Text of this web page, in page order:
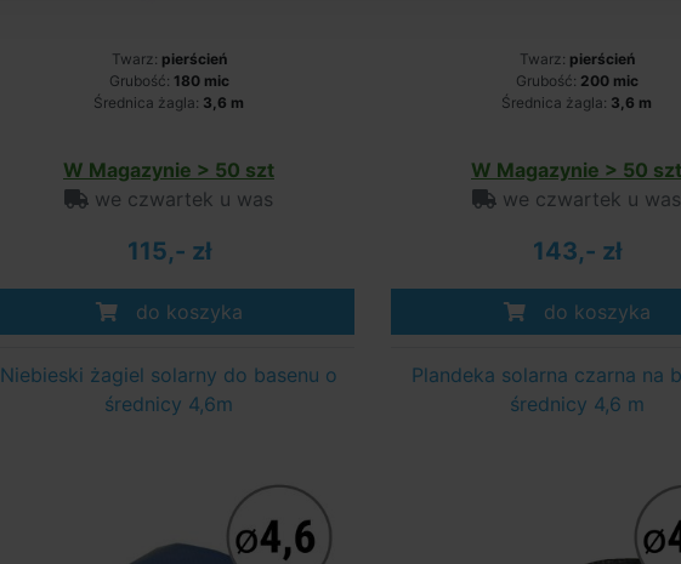
Twarz: pierścień
Grubość: 180 mic
Średnica żagla: 3,6 m
W Magazynie > 50 szt
we czwartek u was
115,- zł
do koszyka
Twarz: pierścień
Grubość: 200 mic
Średnica żagla: 3,6 m
W Magazynie > 50 szt
we czwartek u was
143,- zł
do koszyka
Niebieski żagiel solarny do basenu o
średnicy 4,6m
Plandeka solarna czarna na
średnicy 4,6 m